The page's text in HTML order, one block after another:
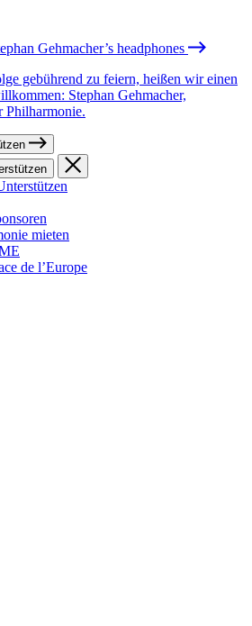
Gehmacher’s headphones
gebührend zu feiern, heißen wir einen
Stephan Gehmacher,
Philharmonie.
mieten
de l’Europe